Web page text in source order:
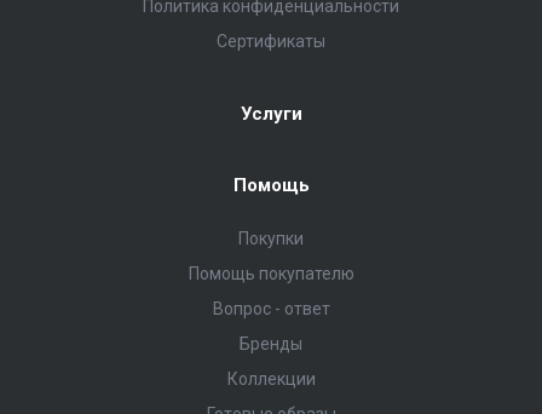
Политика конфиденциальности
Сертификаты
Услуги
Помощь
Покупки
Помощь покупателю
Вопрос - ответ
Бренды
Коллекции